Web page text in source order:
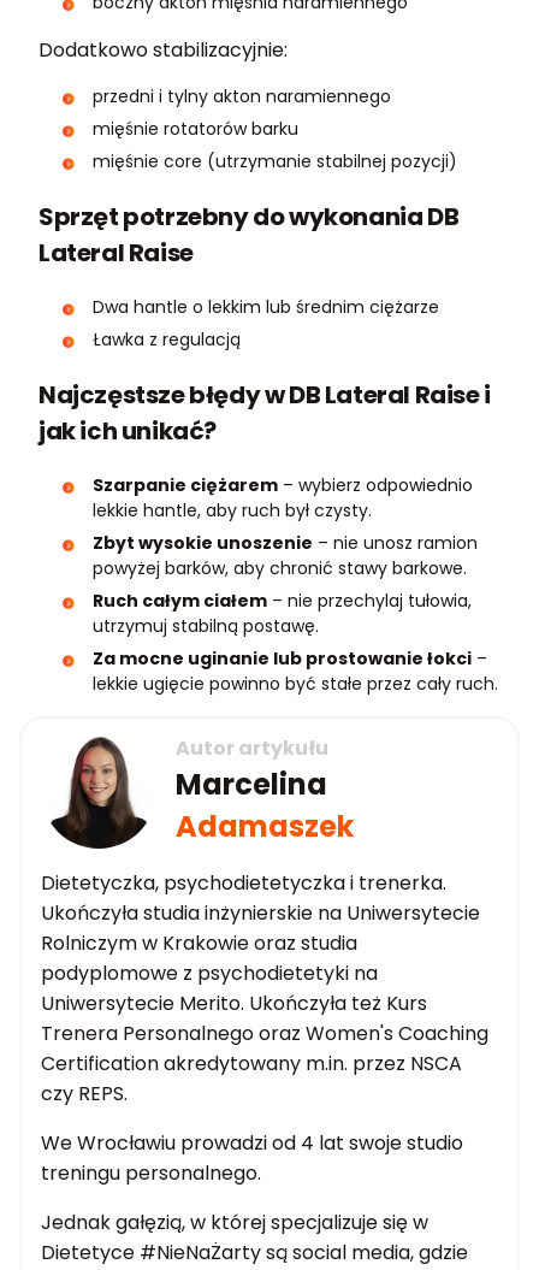
Dodatkowo stabilizacyjnie:
przedni i tylny akton naramiennego
mięśnie rotatorów barku
mięśnie core (utrzymanie stabilnej pozycji)
Sprzęt potrzebny do wykonania DB
Lateral Raise
Dwa hantle o lekkim lub średnim ciężarze
Ławka z regulacją
Najczęstsze błędy w DB Lateral Raise i
jak ich unikać?
Szarpanie ciężarem – wybierz odpowiednio
lekkie hantle, aby ruch był czysty.
Zbyt wysokie unoszenie – nie unosz ramion
powyżej barków, aby chronić stawy barkowe.
Ruch całym ciałem – nie przechylaj tułowia,
utrzymuj stabilną postawę.
Za mocne uginanie lub prostowanie łokci –
lekkie ugięcie powinno być stałe przez cały ruch.
Autor artykułu
Marcelina
Adamaszek
Dietetyczka, psychodietetyczka i trenerka.
Ukończyła studia inżynierskie na Uniwersytecie
Rolniczym w Krakowie oraz studia
podyplomowe z psychodietetyki na
Uniwersytecie Merito. Ukończyła też Kurs
Trenera Personalnego oraz Women's Coaching
Certification akredytowany m.in. przez NSCA
czy REPS.
We Wrocławiu prowadzi od 4 lat swoje studio
treningu personalnego.
Jednak gałęzią, w której specjalizuje się w
Dietetyce #NieNaŻarty są social media, gdzie